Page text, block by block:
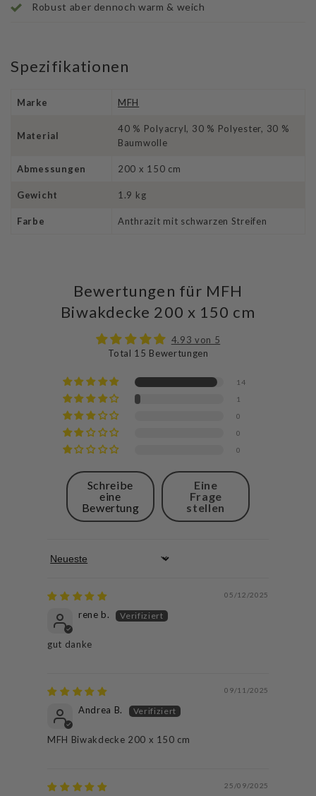
Robust aber dennoch warm & weich
Spezifikationen
Marke MFH
Material
40 % Polyacryl, 30 % Polyester, 30 %
Baumwolle
Abmessungen 200 x 150 cm
Gewicht 1.9 kg
Farbe Anthrazit mit schwarzen Streifen
Bewertungen für MFH
Biwakdecke 200 x 150 cm
4.93 von 5
Total 15 Bewertungen
14
1
0
0
0
Schreibe
eine
Bewertung
Eine
Frage
stellen
Sort by
05/12/2025
rene b.
gut danke
09/11/2025
Andrea B.
MFH Biwakdecke 200 x 150 cm
25/09/2025